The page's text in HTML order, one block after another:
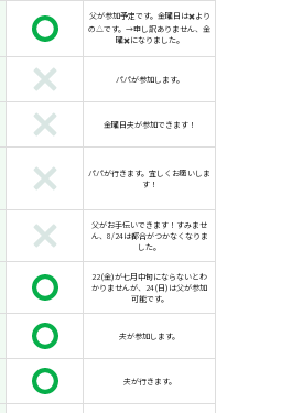
父が参加予定です。金曜日は✖️より
の△です。→申し訳ありません、金
曜✖️になりました。
パパが参加します。
金曜日夫が参加できます！
パパが行きます。宜しくお願いしま
す！
父がお手伝いできます！すみませ
ん、8/24は都合がつかなくなりま
した。
22(金)が七月中旬にならないとわ
かりませんが、24(日)は父が参加
可能です。
夫が参加します。
夫が行きます。